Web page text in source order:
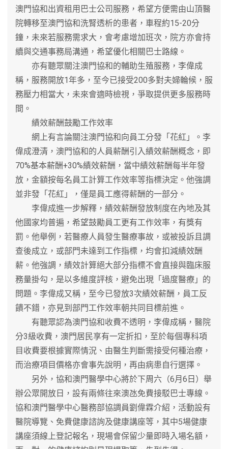
澳門協和出資租用巴士公司服務，希望方便需由山頂醫
院轉移至澳門協和洗腎透析的患者，車程約15-20分
鐘，未來若服務需求大，會考慮增加班次，院方亦會持
續與交通事務局溝通，希望優化相關巴士路線。
亦有聽眾關注澳門協和的輔助生殖服務，李偉成
稱，服務開放1年多，至今已接受200多對夫婦輪候，服
務壓力相當大，未來會適時檢視，爭取提供更多服務時
間。
績效薪酬鼓勵工作效率
網上有言論關注澳門協和向員工分發「花紅」。李
偉成澄清，澳門協和的人員薪酬引入績效薪酬概念，即
70%基本薪酬+30%績效薪酬，當中績效薪酬每半年發
放，金額按每名員工計算工作效率等指標決定。他強調
並非發「花紅」，僅是員工應得薪酬的一部分。
李偉成進一步解釋，績效薪酬發放制度在內地及其
他國家均普遍，希望鼓勵員工更有工作效率，有獎有
罰。他舉例，若醫療人員發生醫療事故，或被投訴且調
查後成立，或部門未達到工作指標，均會扣減績效酬
薪。他強調，績效計算絕大部分指標不會直接與臨床服
務量掛勾，是以多維度評核，避免出現「過度醫療」的
問題。李偉成又稱，至今已發放3次績效薪酬，員工反
饋不錯，亦見到部門工作效率朝共同目標前進。
有聽眾認為澳門協和收費不透明，李偉成稱，醫院
分3級收費，澳門居民享有一定折扣，至於每個專科項
目收費要根據實際情況、由醫生判斷需接受何種治療，
而治療項目價格亦會事先說明，再由病患自行選擇。
另外，協和澳門醫學中心將於下周六（6月6日）舉
辦公眾開放日，設有兩條往來澳氹免費接駁巴士專線。
協和澳門醫學中心醫務部協調員劉偉霖介紹，活動設有
醫院導覽、免費健康諮詢及健康講座等，其中5場健康
講座須線上登記報名，現場會保留少量即時入場名額，